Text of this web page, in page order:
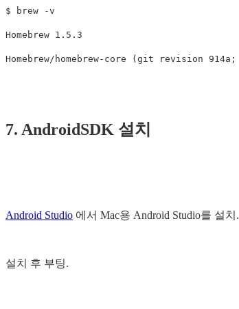
$ brew -v
Homebrew 1.5.3
Homebrew/homebrew-core (git revision 914a ;
7. AndroidSDK 설치
Android Studio 에서 Mac용 Android Studio를 설치.
설치 후 부팅.